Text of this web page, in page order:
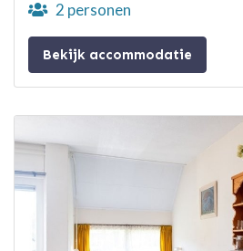
2 personen
Bekijk accommodatie